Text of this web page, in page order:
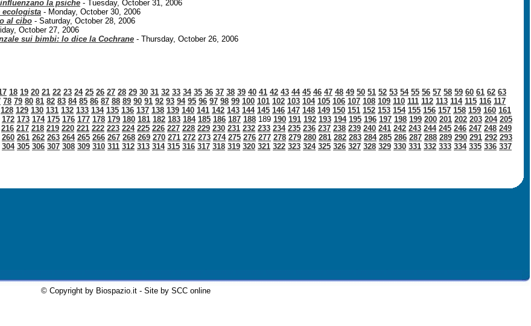
la psiche - Tuesday, October 31, 2006
ecologista - Monday, October 30, 2006
al cibo - Saturday, October 28, 2006
October 27, 2006
sui bimbi: lo dice la Cochrane - Thursday, October 26, 2006
18 19 20 21 22 23 24 25 26 27 28 29 30 31 32 33 34 35 36 37 38 39 40 41 42 43 44 45 46 47 48 49 50 51 52 53 54 55 56 57 58 59 60 61 62 63
78 79 80 81 82 83 84 85 86 87 88 89 90 91 92 93 94 95 96 97 98 99 100 101 102 103 104 105 106 107 108 109 110 111 112 113 114 115 116 117
128 129 130 131 132 133 134 135 136 137 138 139 140 141 142 143 144 145 146 147 148 149 150 151 152 153 154 155 156 157 158 159 160 161
172 173 174 175 176 177 178 179 180 181 182 183 184 185 186 187 188 189 190 191 192 193 194 195 196 197 198 199 200 201 202 203 204 205
216 217 218 219 220 221 222 223 224 225 226 227 228 229 230 231 232 233 234 235 236 237 238 239 240 241 242 243 244 245 246 247 248 249
260 261 262 263 264 265 266 267 268 269 270 271 272 273 274 275 276 277 278 279 280 281 282 283 284 285 286 287 288 289 290 291 292 293
304 305 306 307 308 309 310 311 312 313 314 315 316 317 318 319 320 321 322 323 324 325 326 327 328 329 330 331 332 333 334 335 336 337
© Copyright by Biospazio.it - Site by SCC online